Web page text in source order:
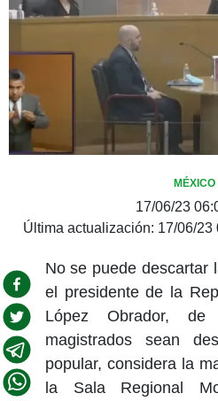
MÉXICO
17/06/23
Última actualización: 17/06/23
No se puede descartar
el presidente de la
López Obrador,
magistrados sean
popular, considera la
la Sala Regional